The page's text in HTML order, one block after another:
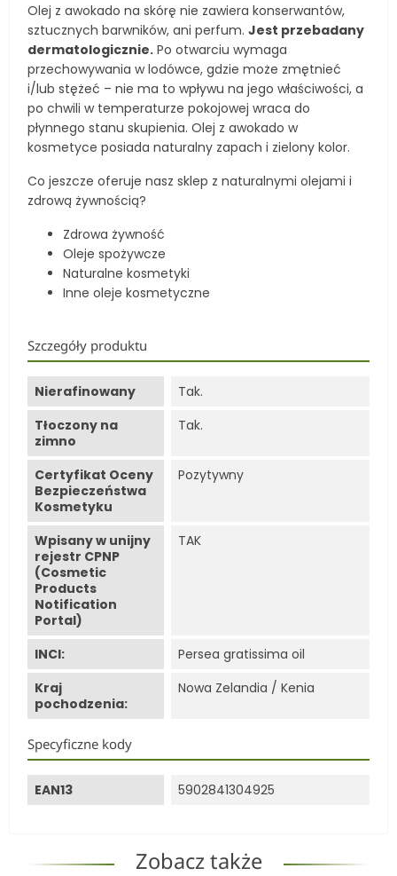
Olej z awokado na skórę nie zawiera konserwantów,
sztucznych barwników, ani perfum. Jest przebadany
dermatologicznie. Po otwarciu wymaga
przechowywania w lodówce, gdzie może zmętnieć
i/lub stężeć – nie ma to wpływu na jego właściwości, a
po chwili w temperaturze pokojowej wraca do
płynnego stanu skupienia. Olej z awokado w
kosmetyce posiada naturalny zapach i zielony kolor.
Co jeszcze oferuje nasz sklep z naturalnymi olejami i
zdrową żywnością?
Zdrowa żywność
Oleje spożywcze
Naturalne kosmetyki
Inne oleje kosmetyczne
Szczegóły produktu
Nierafinowany
Tak.
Tłoczony na
zimno
Tak.
Certyfikat Oceny
Bezpieczeństwa
Kosmetyku
Pozytywny
Wpisany w unijny
rejestr CPNP
(Cosmetic
Products
Notification
Portal)
TAK
INCI:
Persea gratissima oil
Kraj
pochodzenia:
Nowa Zelandia / Kenia
Specyficzne kody
EAN13 5902841304925
Zobacz także